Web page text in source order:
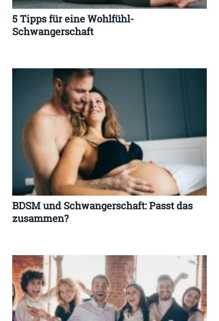
5 Tipps für eine Wohlfühl-
Schwangerschaft
BDSM und Schwangerschaft: Passt das
zusammen?